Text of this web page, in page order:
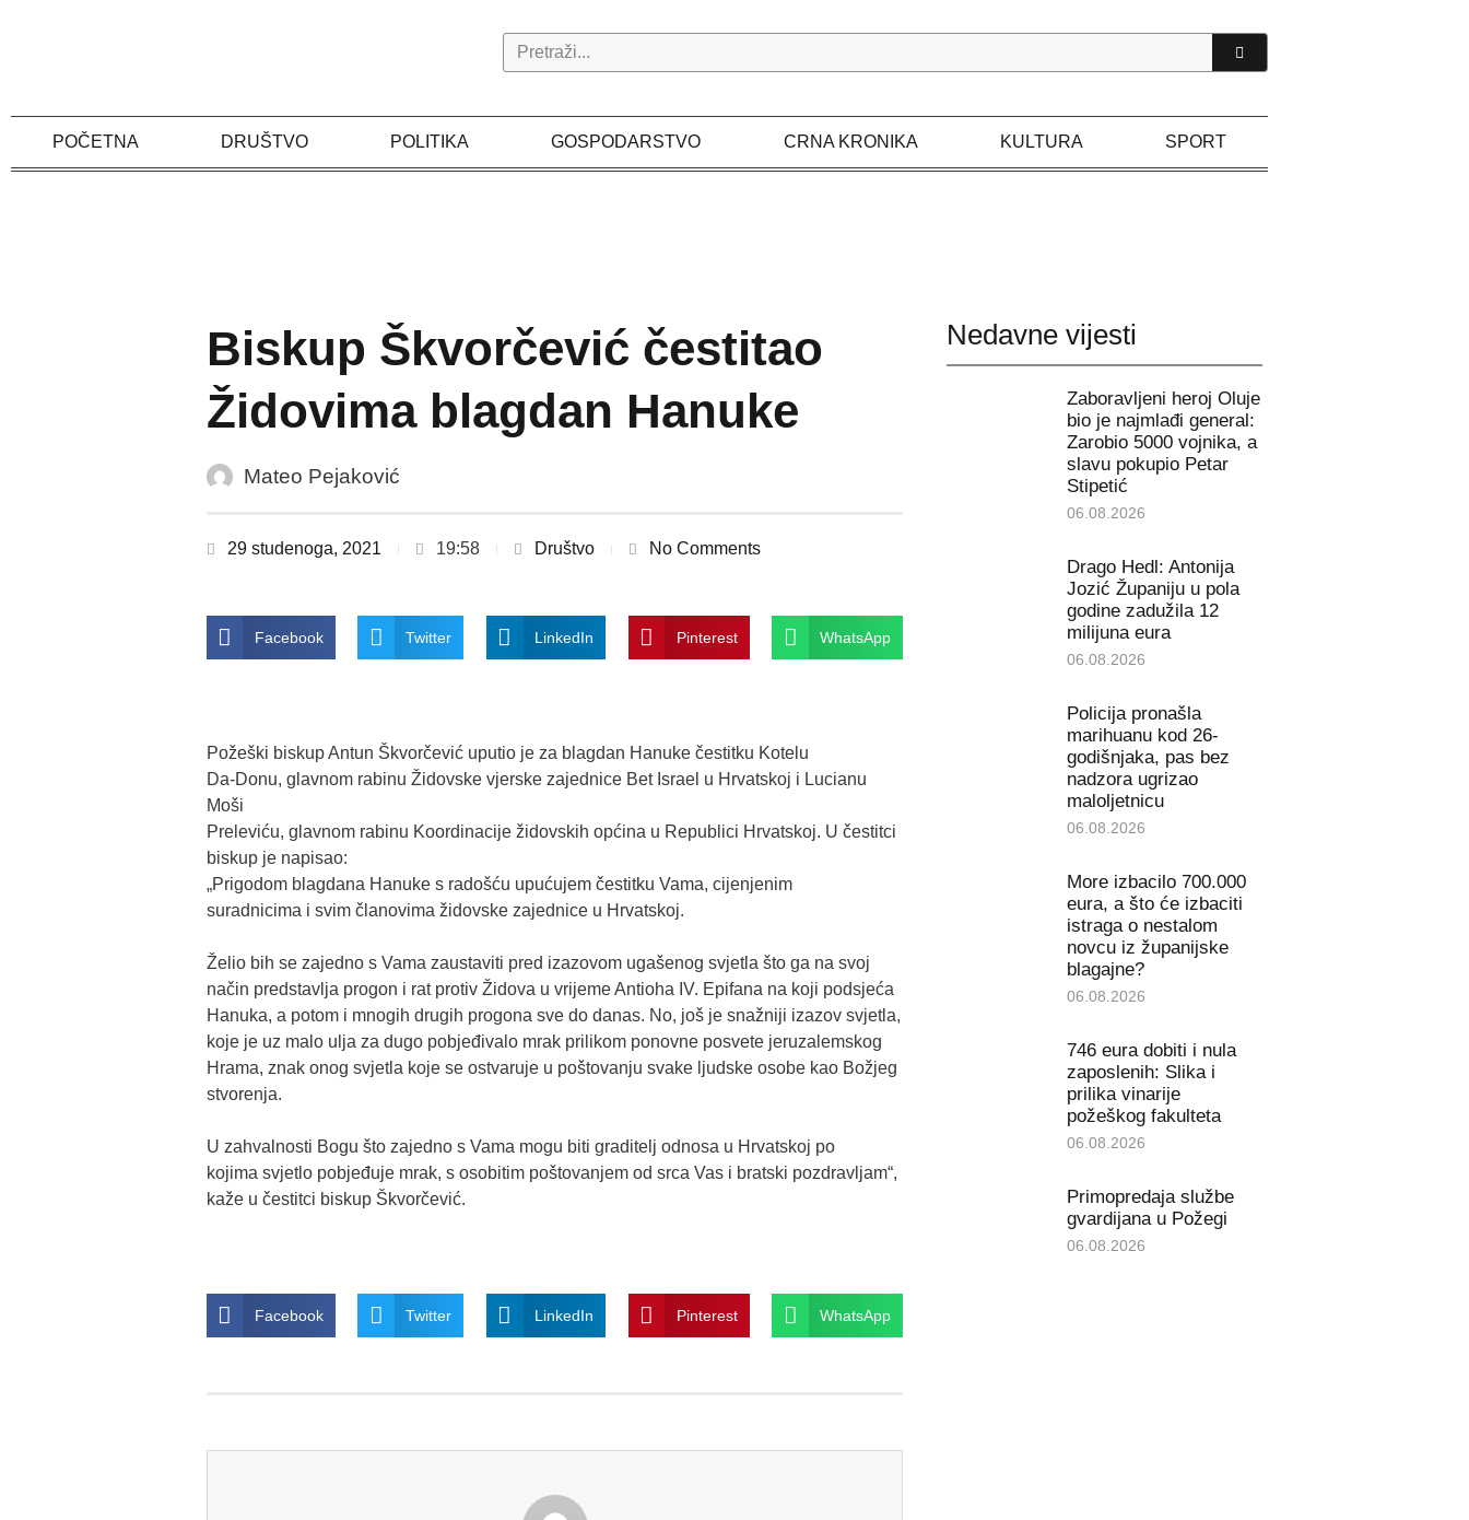
Search
POČETNA DRUŠTVO POLITIKA GOSPODARSTVO CRNA KRONIKA KULTURA SPORT
Biskup Škvorčević čestitao
Židovima blagdan Hanuke
Mateo Pejaković
29 studenoga, 2021 19:58 Društvo No Comments
Facebook Twitter LinkedIn Pinterest WhatsApp
Požeški biskup Antun Škvorčević uputio je za blagdan Hanuke čestitku Kotelu
Da-Donu, glavnom rabinu Židovske vjerske zajednice Bet Israel u Hrvatskoj i Lucianu
Moši
Preleviću, glavnom rabinu Koordinacije židovskih općina u Republici Hrvatskoj. U čestitci
biskup je napisao:
„Prigodom blagdana Hanuke s radošću upućujem čestitku Vama, cijenjenim
suradnicima i svim članovima židovske zajednice u Hrvatskoj.
Želio bih se zajedno s Vama zaustaviti pred izazovom ugašenog svjetla što ga na svoj
način predstavlja progon i rat protiv Židova u vrijeme Antioha IV. Epifana na koji podsjeća
Hanuka, a potom i mnogih drugih progona sve do danas. No, još je snažniji izazov svjetla,
koje je uz malo ulja za dugo pobjeđivalo mrak prilikom ponovne posvete jeruzalemskog
Hrama, znak onog svjetla koje se ostvaruje u poštovanju svake ljudske osobe kao Božjeg
stvorenja.
U zahvalnosti Bogu što zajedno s Vama mogu biti graditelj odnosa u Hrvatskoj po
kojima svjetlo pobjeđuje mrak, s osobitim poštovanjem od srca Vas i bratski pozdravljam“,
kaže u čestitci biskup Škvorčević.
Facebook Twitter LinkedIn Pinterest WhatsApp
Nedavne vijesti
Zaboravljeni heroj Oluje
bio je najmlađi general:
Zarobio 5000 vojnika, a
slavu pokupio Petar
Stipetić
06.08.2026
Drago Hedl: Antonija
Jozić Županiju u pola
godine zadužila 12
milijuna eura
06.08.2026
Policija pronašla
marihuanu kod 26-
godišnjaka, pas bez
nadzora ugrizao
maloljetnicu
06.08.2026
More izbacilo 700.000
eura, a što će izbaciti
istraga o nestalom
novcu iz županijske
blagajne?
06.08.2026
746 eura dobiti i nula
zaposlenih: Slika i
prilika vinarije
požeškog fakulteta
06.08.2026
Primopredaja službe
gvardijana u Požegi
06.08.2026